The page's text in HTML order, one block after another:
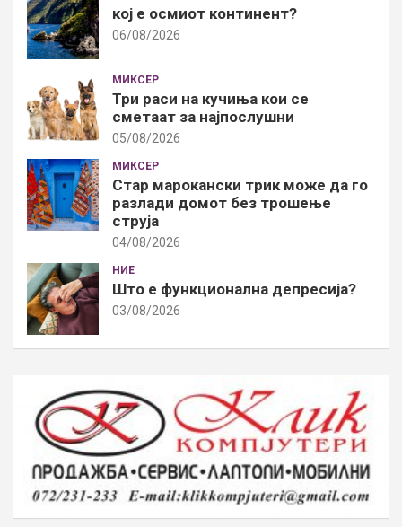
кој е осмиот континент?
06/08/2026
МИКСЕР
Три раси на кучиња кои се
сметаат за најпослушни
05/08/2026
МИКСЕР
Стар марокански трик може да го
разлади домот без трошење
струја
04/08/2026
НИЕ
Што е функционална депресија?
03/08/2026